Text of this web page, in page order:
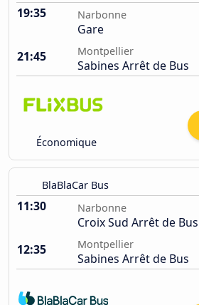
19:35 Narbonne
Gare
21:45
Montpellier
Sabines Arrêt de Bus
Économique
BlaBlaCar Bus
11:30 Narbonne
Croix Sud Arrêt de Bus
12:35
Montpellier
Sabines Arrêt de Bus